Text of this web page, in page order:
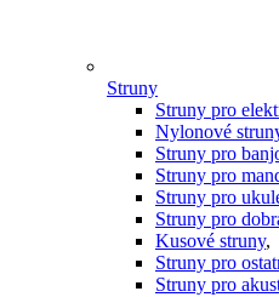
Struny
Struny pro
Nylonové
Struny pro
Struny pro
Struny pro
Struny pro
Kusové struny,
Struny pro
Struny pro